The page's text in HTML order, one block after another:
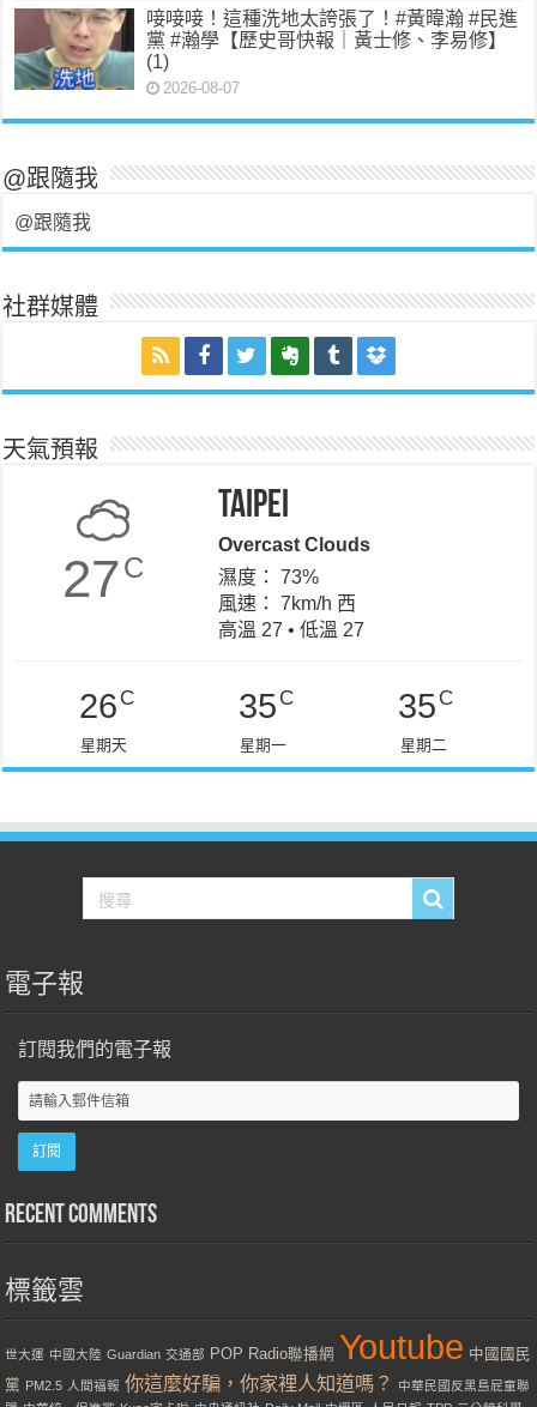
唼唼唼！這種洗地太誇張了！#黃暐瀚 #民進
黨 #瀚學【歷史哥快報｜黃士修、李易修】
(1)
2026-08-07
@跟隨我
@跟隨我
社群媒體
天氣預報
27C
Taipei
Overcast Clouds
濕度： 73%
風速： 7km/h 西
高溫 27 • 低溫 27
26 C
星期天
35 C
星期一
35 C
星期二
電子報
訂閱我們的電子報
Recent Comments
標籤雲
世大運 中國大陸 Guardian 交通部 POP Radio聯播網 Youtube 中國國民
黨 PM2.5 人間福報 你這麼好騙，你家裡人知道嗎？
中華民國反黑島屁童聯